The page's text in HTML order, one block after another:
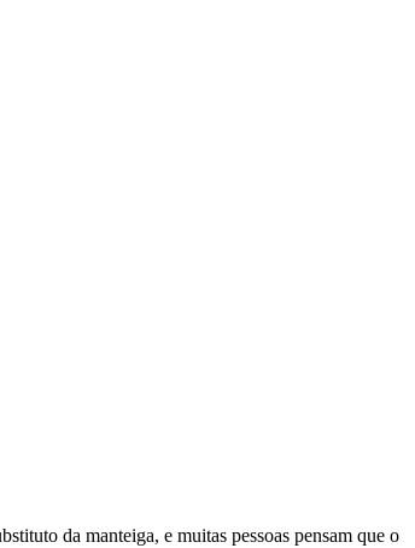
da manteiga, e muitas pessoas pensam que o